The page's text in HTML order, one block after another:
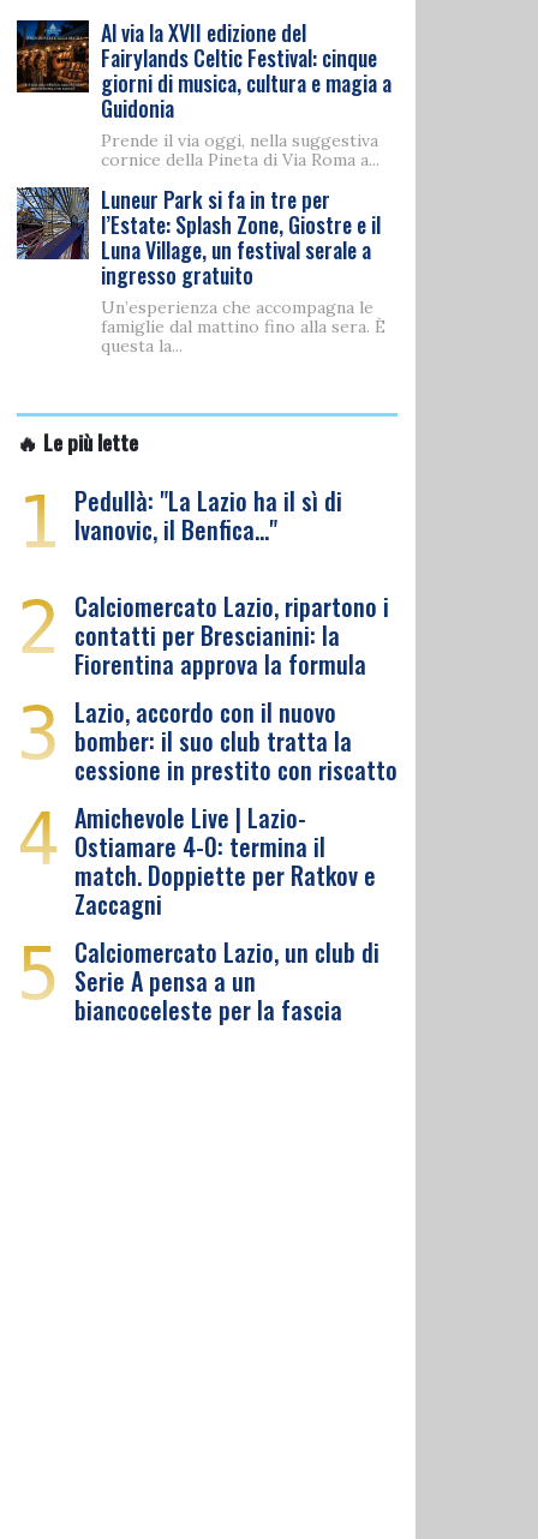
Al via la XVII edizione del
Fairylands Celtic Festival: cinque
giorni di musica, cultura e magia a
Guidonia
Prende il via oggi, nella suggestiva
cornice della Pineta di Via Roma a...
Luneur Park si fa in tre per
l’Estate: Splash Zone, Giostre e il
Luna Village, un festival serale a
ingresso gratuito
Un’esperienza che accompagna le
famiglie dal mattino fino alla sera. È
questa la...
🔥 Le più lette
1 Pedullà: "La Lazio ha il sì di
Ivanovic, il Benfica…"
2 Calciomercato Lazio, ripartono i
contatti per Brescianini: la
Fiorentina approva la formula
3 Lazio, accordo con il nuovo
bomber: il suo club tratta la
cessione in prestito con riscatto
4 Amichevole Live | Lazio-
Ostiamare 4-0: termina il
match. Doppiette per Ratkov e
Zaccagni
5 Calciomercato Lazio, un club di
Serie A pensa a un
biancoceleste per la fascia